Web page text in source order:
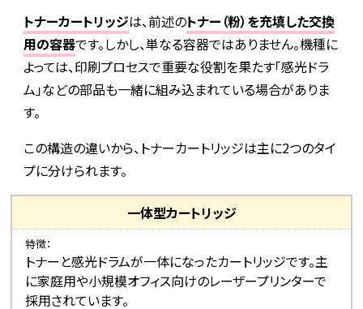
トナーカートリッジは、前述のトナー（粉）を充填した交換
用の容器です。しかし、単なる容器ではありません。機種に
よっては、印刷プロセスで重要な役割を果たす「感光ドラ
ム」などの部品も一緒に組み込まれている場合がありま
す。
この構造の違いから、トナーカートリッジは主に2つのタイ
プに分けられます。
一体型カートリッジ
特徴
トナーと感光ドラムが一体になったカートリッジです。主
に家庭用や小規模オフィス向けのレーザープリンターで
採用されています。